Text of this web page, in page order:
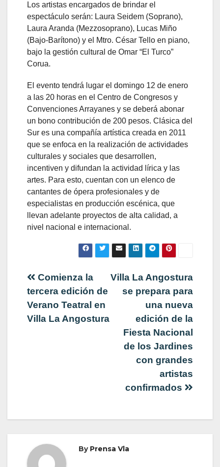
Los artistas encargados de brindar el
espectáculo serán: Laura Seidem (Soprano),
Laura Aranda (Mezzosoprano), Lucas Miño
(Bajo-Barítono) y el Mtro. César Tello en piano,
bajo la gestión cultural de Omar “El Turco”
Corua.
El evento tendrá lugar el domingo 12 de enero
a las 20 horas en el Centro de Congresos y
Convenciones Arrayanes y se deberá abonar
un bono contribución de 200 pesos. Clásica del
Sur es una compañía artística creada en 2011
que se enfoca en la realización de actividades
culturales y sociales que desarrollen,
incentiven y difundan la actividad lírica y las
artes. Para esto, cuentan con un elenco de
cantantes de ópera profesionales y de
especialistas en producción escénica, que
llevan adelante proyectos de alta calidad, a
nivel nacional e internacional.
Navegación
de
entradas
Villa La Angostura
se prepara para
una nueva
edición de la
Fiesta Nacional
de los Jardines
con grandes
artistas
confirmados
Comienza la
tercera edición de
Verano Teatral en
Villa La Angostura
By Prensa Vla